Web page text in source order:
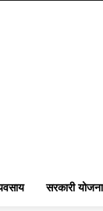
सरकारी